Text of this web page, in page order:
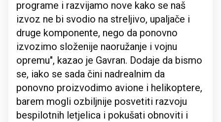
programe i razvijamo nove kako se naš
izvoz ne bi svodio na streljivo, upaljače i
druge komponente, nego da ponovno
izvozimo složenije naoružanje i vojnu
opremu", kazao je Gavran. Dodaje da bismo
se, iako se sada čini nadrealnim da
ponovno proizvodimo avione i helikoptere,
barem mogli ozbiljnije posvetiti razvoju
bespilotnih letjelica i pokušati obnoviti i